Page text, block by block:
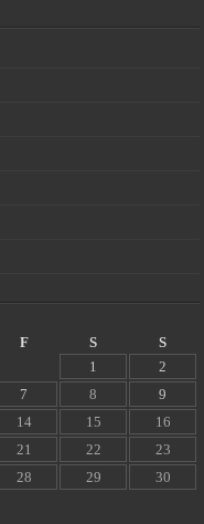
F S
S
1
2
7 8
9
14 15
16
21 22
23
28 29
30